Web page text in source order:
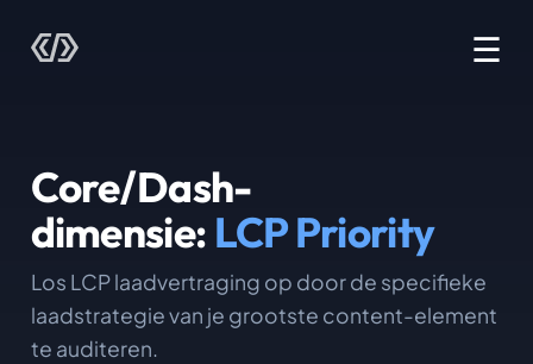
☰
Core/Dash-
dimensie: LCP Priority
Los LCP laadvertraging op door de specifieke
laadstrategie van je grootste content-element
te auditeren.